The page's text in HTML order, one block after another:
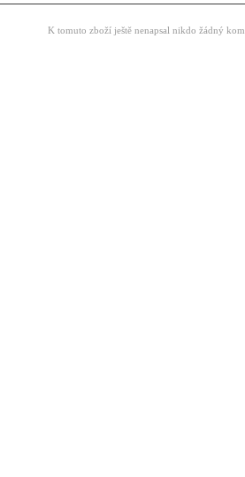
K tomuto zboží ještě nenapsal nikdo žádný